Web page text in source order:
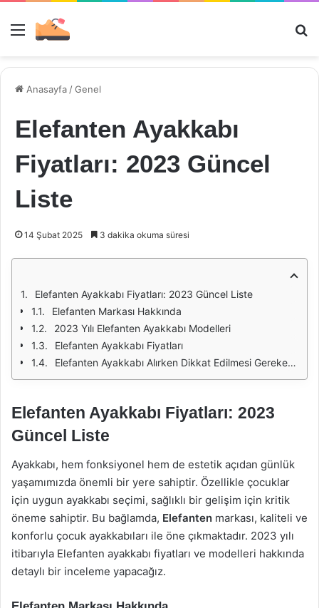
Menü
Anasayfa /Genel
Elefanten Ayakkabı
Fiyatları: 2023 Güncel
Liste
14 Şubat 2025 3 dakika okuma süresi
Elefanten Ayakkabı Fiyatları: 2023 Güncel Liste
Elefanten Markası Hakkında
2023 Yılı Elefanten Ayakkabı Modelleri
Elefanten Ayakkabı Fiyatları
Elefanten Ayakkabı Alırken Dikkat Edilmesi Gerekenler
Elefanten Ayakkabı Fiyatları: 2023
Güncel Liste
Ayakkabı, hem fonksiyonel hem de estetik açıdan günlük
yaşamımızda önemli bir yere sahiptir. Özellikle çocuklar
için uygun ayakkabı seçimi, sağlıklı bir gelişim için kritik
öneme sahiptir. Bu bağlamda, Elefanten markası, kaliteli ve
konforlu çocuk ayakkabıları ile öne çıkmaktadır. 2023 yılı
itibarıyla Elefanten ayakkabı fiyatları ve modelleri hakkında
detaylı bir inceleme yapacağız.